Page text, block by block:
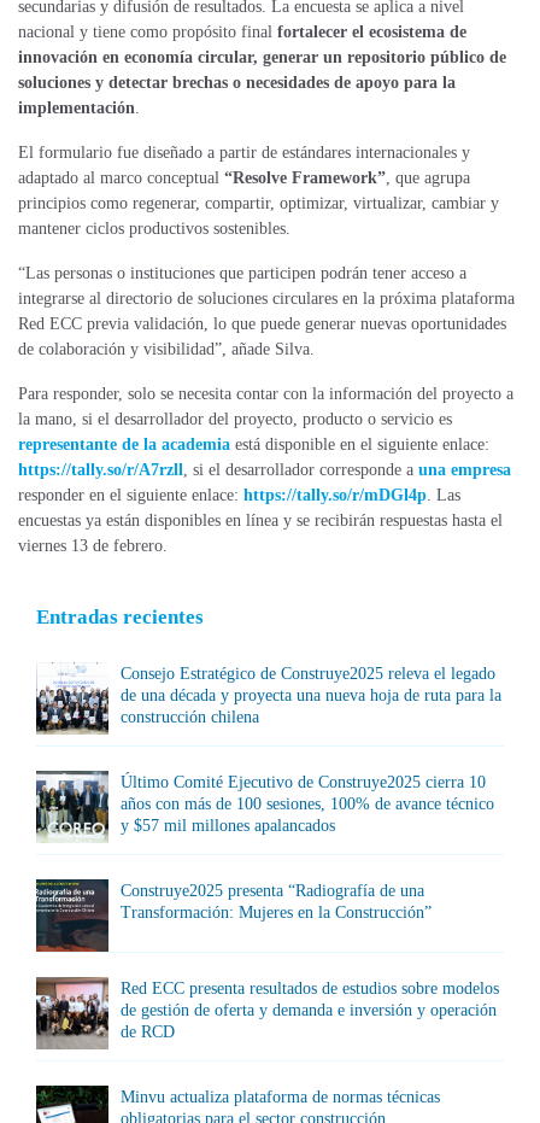
secundarias y difusión de resultados. La encuesta se aplica a nivel
nacional y tiene como propósito final fortalecer el ecosistema de
innovación en economía circular, generar un repositorio público de
soluciones y detectar brechas o necesidades de apoyo para la
implementación.
El formulario fue diseñado a partir de estándares internacionales y
adaptado al marco conceptual “Resolve Framework”, que agrupa
principios como regenerar, compartir, optimizar, virtualizar, cambiar y
mantener ciclos productivos sostenibles.
“Las personas o instituciones que participen podrán tener acceso a
integrarse al directorio de soluciones circulares en la próxima plataforma
Red ECC previa validación, lo que puede generar nuevas oportunidades
de colaboración y visibilidad”, añade Silva.
Para responder, solo se necesita contar con la información del proyecto a
la mano, si el desarrollador del proyecto, producto o servicio es
representante de la academia está disponible en el siguiente enlace:
https://tally.so/r/A7rzll, si el desarrollador corresponde a una empresa
responder en el siguiente enlace: https://tally.so/r/mDGl4p. Las
encuestas ya están disponibles en línea y se recibirán respuestas hasta el
viernes 13 de febrero.
Entradas recientes
Consejo Estratégico de Construye2025 releva el legado
de una década y proyecta una nueva hoja de ruta para la
construcción chilena
Último Comité Ejecutivo de Construye2025 cierra 10
años con más de 100 sesiones, 100% de avance técnico
y $57 mil millones apalancados
Construye2025 presenta “Radiografía de una
Transformación: Mujeres en la Construcción”
Red ECC presenta resultados de estudios sobre modelos
de gestión de oferta y demanda e inversión y operación
de RCD
Minvu actualiza plataforma de normas técnicas
obligatorias para el sector construcción